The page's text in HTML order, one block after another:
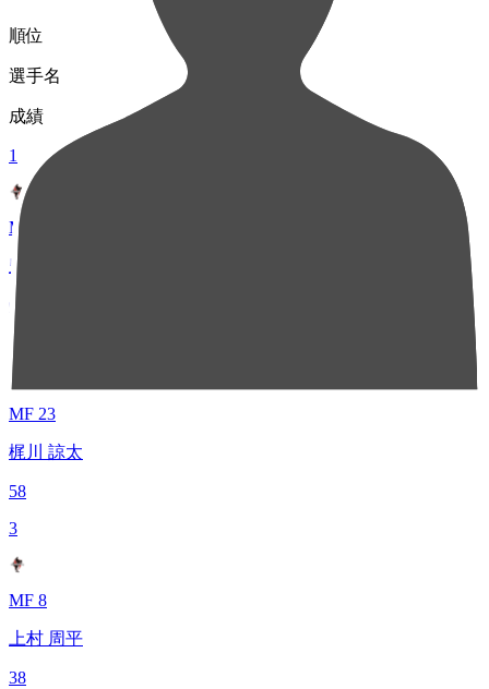
順位
選手名
成績
1
MF 21
豊田 歩
60
2
MF 23
梶川 諒太
58
3
MF 8
上村 周平
38